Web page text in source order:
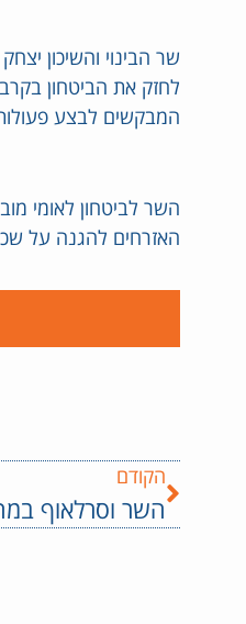
שר הבינוי והשיכון
לחזק את הביטחון
המבקשים לבצע
השר לביטחון לאומי
האזרחים להגנה על
הקודם